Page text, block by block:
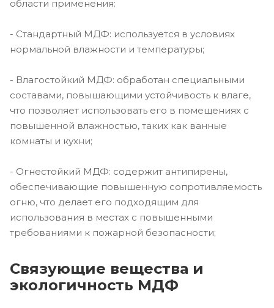
области применения:
- Стандартный МДФ: используется в условиях
нормальной влажности и температуры;
- Влагостойкий МДФ: обработан специальными
составами, повышающими устойчивость к влаге,
что позволяет использовать его в помещениях с
повышенной влажностью, таких как ванные
комнаты и кухни;
- Огнестойкий МДФ: содержит антипирены,
обеспечивающие повышенную сопротивляемость
огню, что делает его подходящим для
использования в местах с повышенными
требованиями к пожарной безопасности;
Связующие вещества и
экологичность МДФ